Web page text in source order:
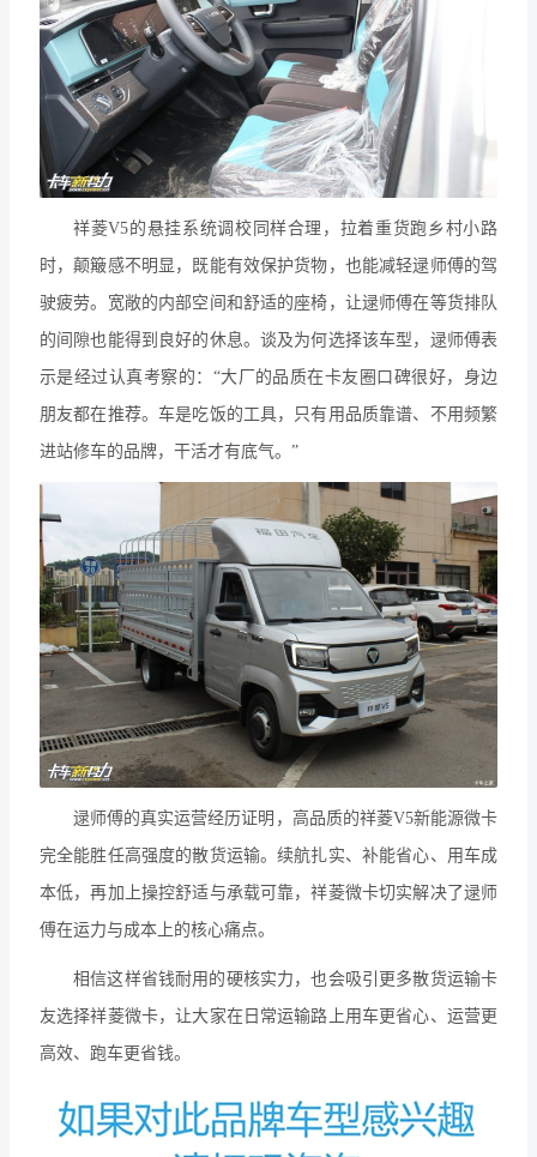
祥菱V5的悬挂系统调校同样合理，拉着重货跑乡村小路
时，颠簸感不明显，既能有效保护货物，也能减轻逯师傅的驾
驶疲劳。宽敞的内部空间和舒适的座椅，让逯师傅在等货排队
的间隙也能得到良好的休息。谈及为何选择该车型，逯师傅表
示是经过认真考察的：“大厂的品质在卡友圈口碑很好，身边
朋友都在推荐。车是吃饭的工具，只有用品质靠谱、不用频繁
进站修车的品牌，干活才有底气。”
逯师傅的真实运营经历证明，高品质的祥菱V5新能源微卡
完全能胜任高强度的散货运输。续航扎实、补能省心、用车成
本低，再加上操控舒适与承载可靠，祥菱微卡切实解决了逯师
傅在运力与成本上的核心痛点。
相信这样省钱耐用的硬核实力，也会吸引更多散货运输卡
友选择祥菱微卡，让大家在日常运输路上用车更省心、运营更
高效、跑车更省钱。